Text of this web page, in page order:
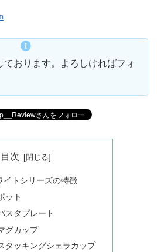
ております。よろしければフォ
目次
イトシリーズの特徴
ット
スタプレート
グカップ
タッキングシェラカップ